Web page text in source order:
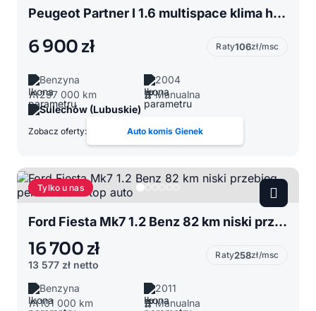
Peugeot Partner I 1.6 multispace klima hak benzyna plus lpg
6 900 zł Raty106zł/msc
Benzyna
2004
297 000 km
Manualna
Sulechów (Lubuskie)
Zobacz oferty: Auto komis Gienek
Tylko u nas
Ford Fiesta Mk7 1.2 Benz 82 km niski przebieg perła metalik top auto
16 700 zł
13 577 zł netto
Raty258zł/msc
Benzyna
2011
101 000 km
Manualna